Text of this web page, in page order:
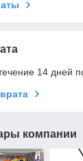
14 дней
компании